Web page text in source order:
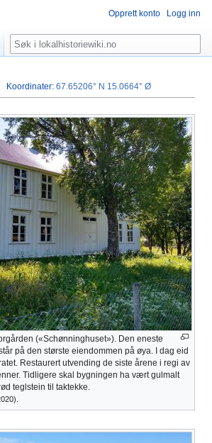
(«Schønninghuset»). Den eneste
på den største eiendommen på øya. I dag eid
Restaurert utvending de siste årene i regi av
Tidligere skal bygningen ha vært gulmalt
teglstein til taktekke.
Koordinater:67.65206° N 15.0664° Ø
Opprett konto Logg inn
Søk